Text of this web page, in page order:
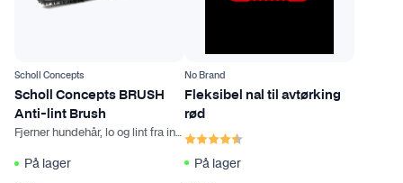
p
å
p
r
o
Scholl Concepts
Scholl Concepts BRUSH
Anti-lint Brush
Fjerner hundehår, lo og lint fra interiøret
På lager
No Brand
Fleksibel nal til avtørking
rød
Karakter:
På lager